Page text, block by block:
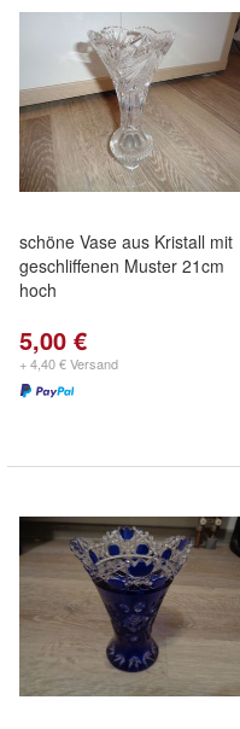
schöne Vase aus Kristall mit
geschliffenen Muster 21cm
hoch
5,00 €
+ 4,40 € Versand